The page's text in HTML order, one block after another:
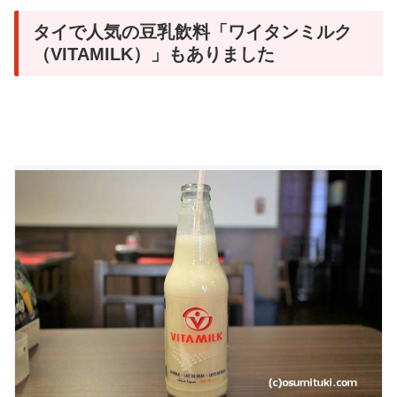
タイで人気の豆乳飲料「ワイタンミルク
（VITAMILK）」もありました